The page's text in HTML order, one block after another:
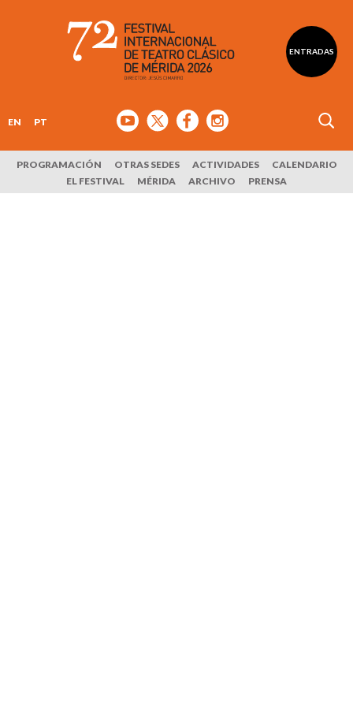
ENTRADAS
EN PT
PROGRAMACIÓN OTRAS SEDES ACTIVIDADES
CALENDARIO
EL FESTIVAL
MÉRIDA ARCHIVO PRENSA